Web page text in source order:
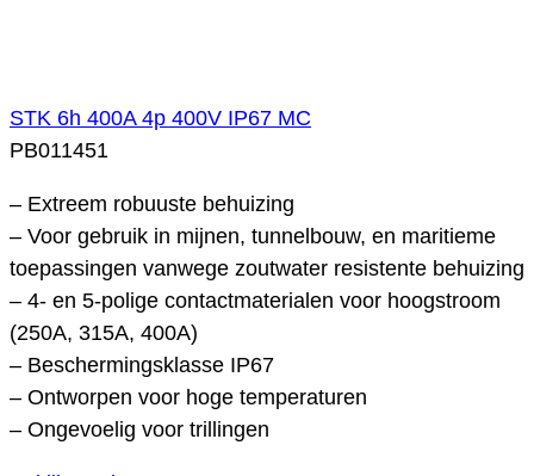
STK 6h 400A 4p 400V IP67 MC
PB011451
– Extreem robuuste behuizing
– Voor gebruik in mijnen, tunnelbouw, en maritieme
toepassingen vanwege zoutwater resistente behuizing
– 4- en 5-polige contactmaterialen voor hoogstroom
(250A, 315A, 400A)
– Beschermingsklasse IP67
– Ontworpen voor hoge temperaturen
– Ongevoelig voor trillingen